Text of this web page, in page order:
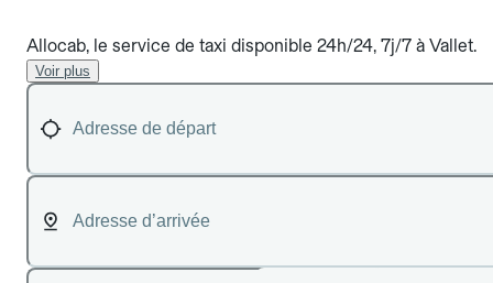
Allocab, le service de taxi disponible 24h/24, 7j/7 à Vallet.
Voir plus